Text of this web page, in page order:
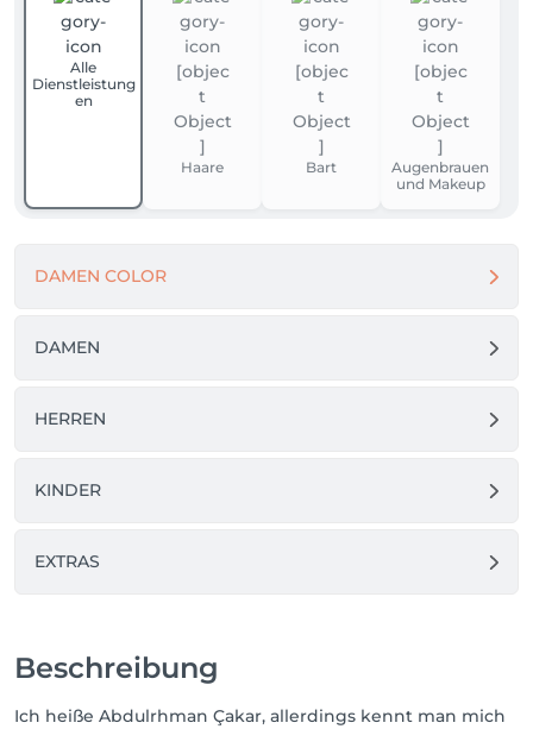
Alle
Dienstleistung
en
Haare Bart
Augenbrauen
und Makeup
DAMEN COLOR
DAMEN
HERREN
KINDER
EXTRAS
Beschreibung
Ich heiße Abdulrhman Çakar, allerdings kennt man mich